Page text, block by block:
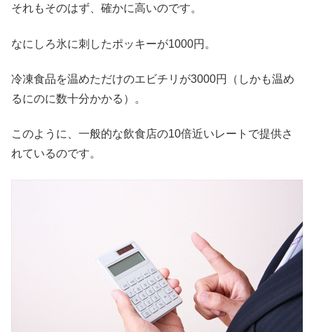
それもそのはず、確かに高いのです。
なにしろ氷に刺したポッキーが1000円。
冷凍食品を温めただけのエビチリが3000円（しかも温め
るにのに数十分かかる）。
このように、一般的な飲食店の10倍近いレートで提供さ
れているのです。